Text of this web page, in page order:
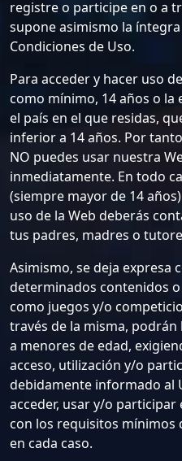
registre o participe en o a
supone asimismo la
Condiciones de Uso.
Para acceder y hacer uso
como mínimo, 14 años o la
el país en el que residas,
inferior a 14 años. Por
NO puedes usar nuestra
inmediatamente. En todo
(siempre mayor de 14
uso de la Web deberás
tus padres, madres o
Asimismo, se deja expresa
determinados contenidos o
como juegos y/o
través de la misma,
a menores de edad,
acceso, utilización y/o
debidamente informado al
acceder, usar y/o
con los requisitos mínimos
en cada caso.